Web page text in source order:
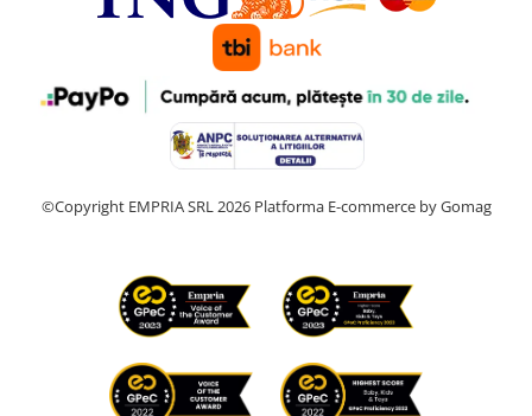
©Copyright EMPRIA SRL 2026 Platforma E-commerce by Gomag